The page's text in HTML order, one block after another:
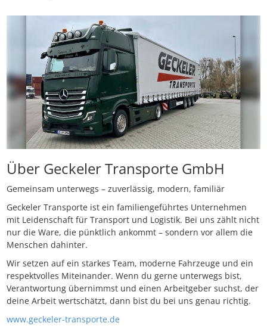
Über Geckeler Transporte GmbH
Gemeinsam unterwegs – zuverlässig, modern, familiär
Geckeler Transporte ist ein familiengeführtes Unternehmen
mit Leidenschaft für Transport und Logistik. Bei uns zählt nicht
nur die Ware, die pünktlich ankommt – sondern vor allem die
Menschen dahinter.
Wir setzen auf ein starkes Team, moderne Fahrzeuge und ein
respektvolles Miteinander. Wenn du gerne unterwegs bist,
Verantwortung übernimmst und einen Arbeitgeber suchst, der
deine Arbeit wertschätzt, dann bist du bei uns genau richtig.
www.geckeler-transporte.de